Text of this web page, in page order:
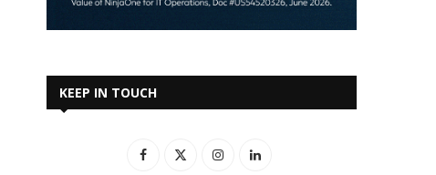
KEEP IN TOUCH